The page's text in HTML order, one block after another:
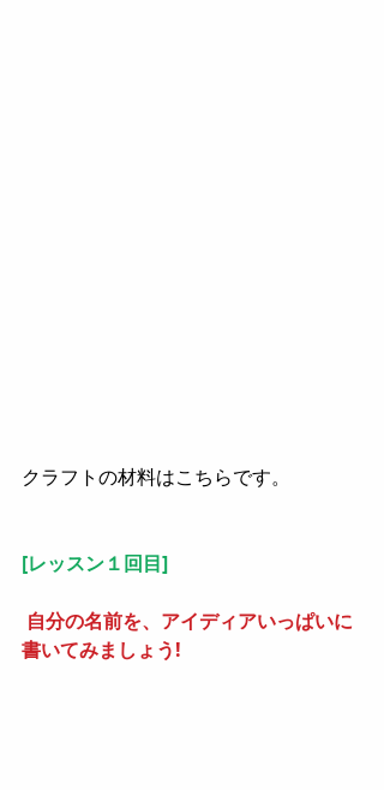
クラフトの材料はこちらです。
[レッスン１回目]
自分の名前を、アイディアいっぱいに
書いてみましょう!